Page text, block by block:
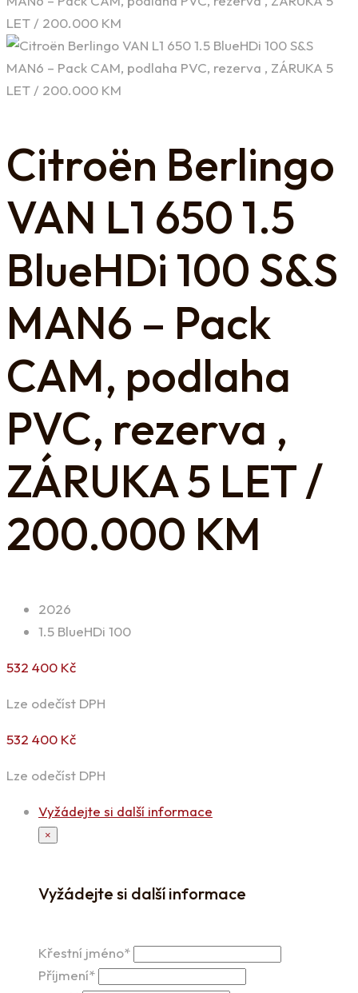
Citroën Berlingo
VAN L1 650 1.5
BlueHDi 100 S&S
MAN6 – Pack
CAM, podlaha
PVC, rezerva ,
ZÁRUKA 5 LET /
200.000 KM
2026
1.5 BlueHDi 100
532 400 Kč
Lze odečíst DPH
532 400 Kč
Lze odečíst DPH
Vyžádejte si další informace
×
Vyžádejte si další informace
Křestní jméno*
Příjmení*